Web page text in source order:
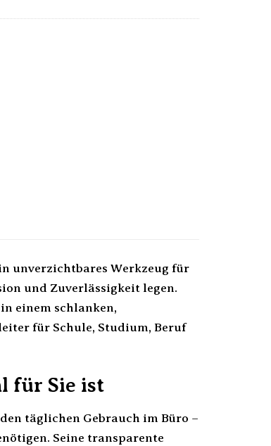
unverzichtbares Werkzeug für
und Zuverlässigkeit legen.
einem schlanken,
für Schule, Studium, Beruf
für Sie ist
täglichen Gebrauch im Büro –
Seine transparente